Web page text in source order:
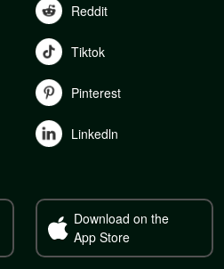
Reddit
Tiktok
Pinterest
Linkedln
Download on the
App Store